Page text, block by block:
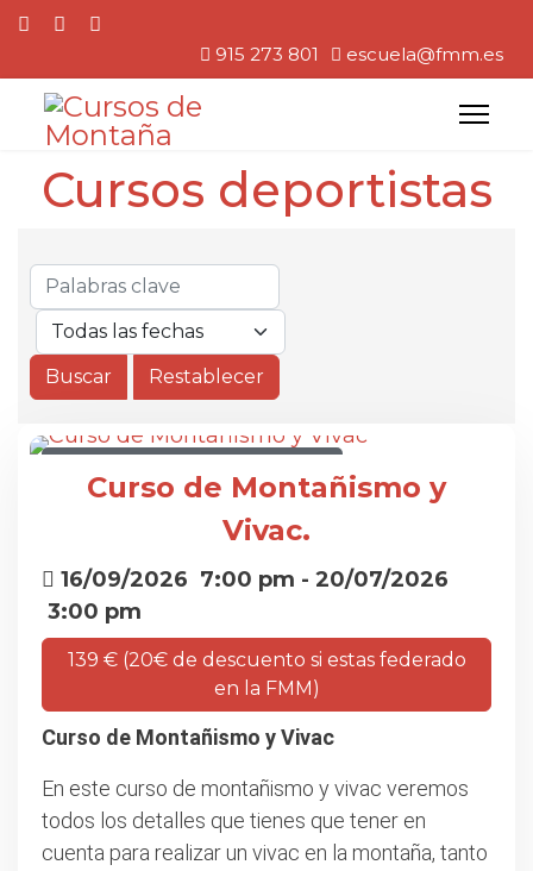
915 273 801 escuela@fmm.es
Cursos deportistas
Curso de Montañismo y
Vivac.
16/09/2026 7:00 pm - 20/07/2026
3:00 pm
139 € (20€ de descuento si estas federado
en la FMM)
Curso de Montañismo y Vivac
En este curso de montañismo y vivac veremos
todos los detalles que tienes que tener en
cuenta para realizar un vivac en la montaña, tanto